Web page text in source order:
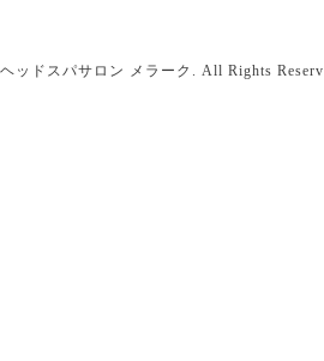
ッドスパサロン メラーク . All Rights